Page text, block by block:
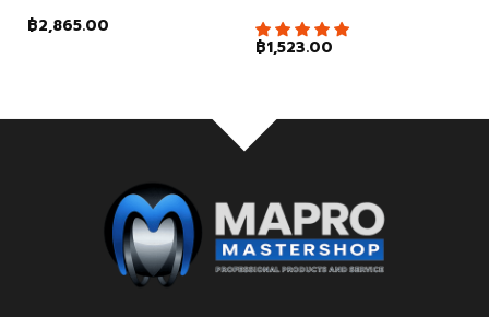
฿2,865.00
฿1,523.00